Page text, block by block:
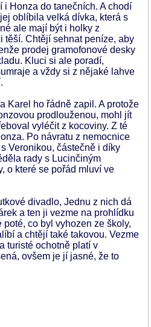
i Honza do tanečních. A chodí
oblíbila velká dívka, která s
ale mají být i holky z
těší. Chtějí sehnat peníze, aby
prodej gramofonové desky
Kluci si ale poradí,
a vždy si z nějaké lahve
Karel ho řádně zapil. A protože
prodlouženou, mohl jít
vyléčit z kocoviny. Z té
Po návratu z nemocnice
Veronikou, částečně i díky
rady s Lucinčiným
o které se pořád mluví ve
divadlo, Jednu z nich dá
a ten ji vezme na prohlídku
poté, co byl vyhozen ze školy,
a chtějí také takovou. Vezme
turisté ochotně platí v
ovšem je jí jasné, že to